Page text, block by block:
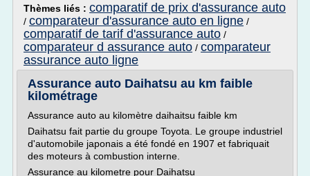
Thèmes liés : comparatif de prix d'assurance auto
/ comparateur d'assurance auto en ligne /
comparatif de tarif d'assurance auto /
comparateur d assurance auto / comparateur
assurance auto ligne
Assurance auto Daihatsu au km faible
kilométrage
Assurance auto au kilomètre daihaitsu faible km
Daihatsu fait partie du groupe Toyota. Le groupe industriel
d'automobile japonais a été fondé en 1907 et fabriquait
des moteurs à combustion interne.
Assurance au kilometre pour Daihatsu